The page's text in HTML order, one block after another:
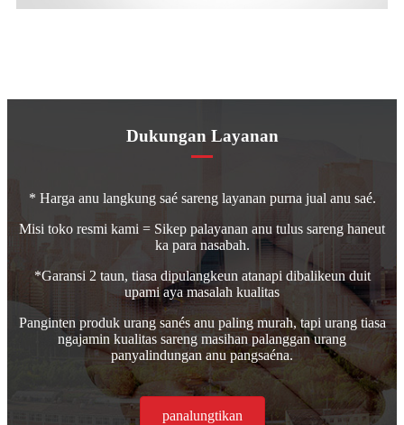
Dukungan Layanan
* Harga anu langkung saé sareng layanan purna jual anu saé.
Misi toko resmi kami = Sikep palayanan anu tulus sareng haneut
ka para nasabah.
*Garansi 2 taun, tiasa dipulangkeun atanapi dibalikeun duit
upami aya masalah kualitas
Panginten produk urang sanés anu paling murah, tapi urang tiasa
ngajamin kualitas sareng masihan palanggan urang
panyalindungan anu pangsaéna.
panalungtikan